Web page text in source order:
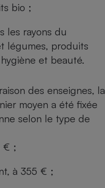
bio ;
les rayons du
légumes, produits
et beauté.
des enseignes, la
moyen a été fixée
selon le type de
€ ;
à 355 € ;